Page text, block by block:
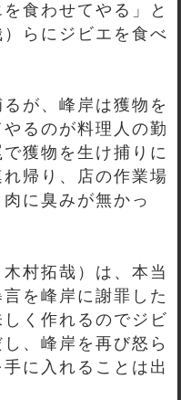
食わせてやる」と
らにジビエを食べ
が、峰岸は獲物を
るのが料理人の勤
獲物を生け捕りに
帰り、店の作業場
に臭みが無かっ
村拓哉）は、本当
を峰岸に謝罪した
く作れるのでジビ
、峰岸を再び怒ら
に入れることは出